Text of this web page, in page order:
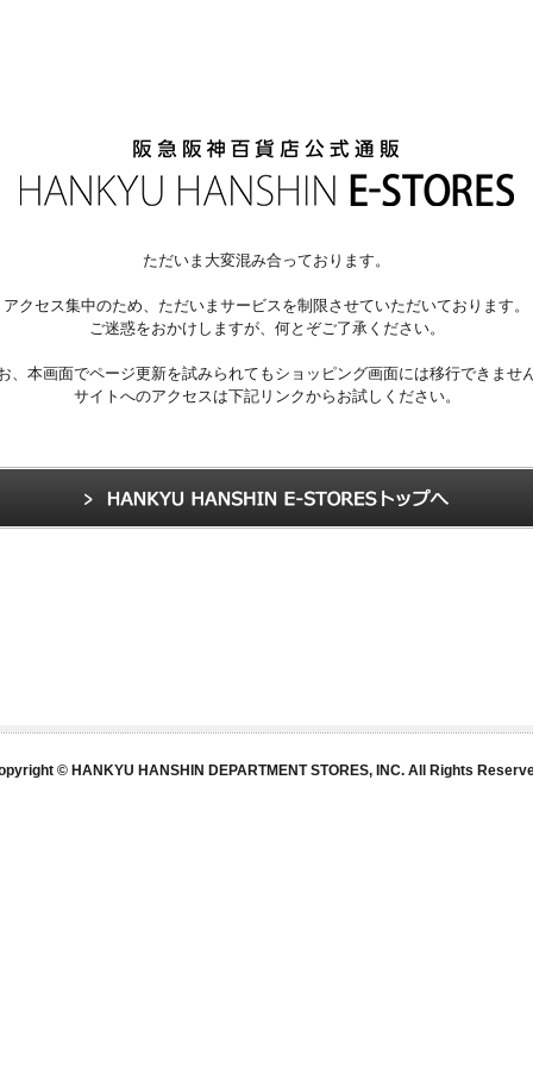
ただいま大変混み合っております。
アクセス集中のため、ただいまサービスを制限させていただいております。
ご迷惑をおかけしますが、何とぞご了承ください。
、本画面でページ更新を試みられてもショッピング画面には移行できませ
サイトへのアクセスは下記リンクからお試しください。
© HANKYU HANSHIN DEPARTMENT STORES, INC. All Rights